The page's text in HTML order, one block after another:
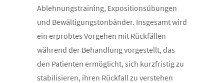
Ablehnungstraining, Expositionsübungen
und Bewältigungstonbänder. Insgesamt wird
ein erprobtes Vorgehen mit Rückfällen
während der Behandlung vorgestellt, das
den Patienten ermöglicht, sich kurzfristig zu
stabilisieren, ihren Rückfall zu verstehen